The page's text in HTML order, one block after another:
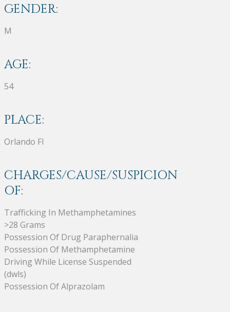
GENDER:
M
AGE:
54
PLACE:
Orlando Fl
CHARGES/CAUSE/SUSPICION
OF:
Trafficking In Methamphetamines
>28 Grams
Possession Of Drug Paraphernalia
Possession Of Methamphetamine
Driving While License Suspended
(dwls)
Possession Of Alprazolam